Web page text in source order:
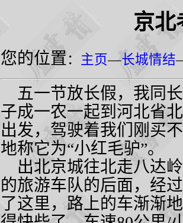
京北
您的位置 ： 主页—长城情结
五一节放长假，我同
子成一农一起到河北省
出发，驾驶着我们刚买
地称它为“小红毛驴”。
出北京城往北走八达
的旅游车队的后面，经
了这里，路上的车渐渐